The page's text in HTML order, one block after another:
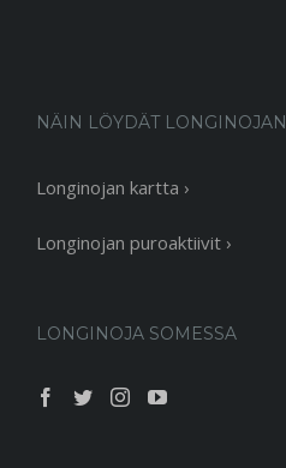
NÄIN LÖYDÄT LONGINOJAN
Longinojan kartta ›
Longinojan puroaktiivit ›
LONGINOJA SOMESSA